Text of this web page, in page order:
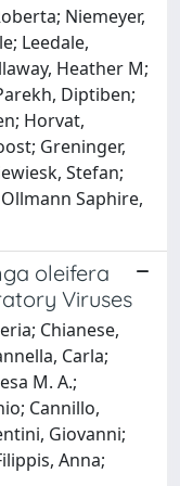
Niemeyer,
Leedale,
Heather M;
Diptiben;
Horvat,
Greninger,
Stefan;
Saphire,
oleifera
Viruses
Chianese,
Carla;
M. A.;
Cannillo,
Giovanni;
Anna;